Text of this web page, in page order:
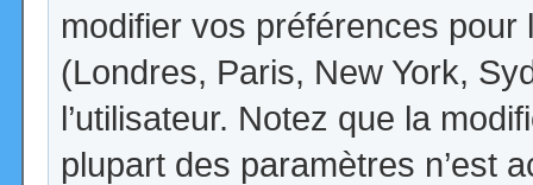
modifier vos préférences
(Londres, Paris, New York,
l’utilisateur. Notez que la
plupart des paramètres n’est